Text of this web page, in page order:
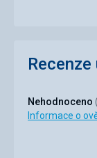
Nehodnoceno
Informace o